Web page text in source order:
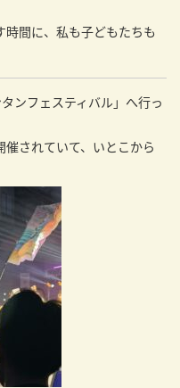
時間に、私も子どもたちも
ンフェスティバル」へ行っ
されていて、いとこから